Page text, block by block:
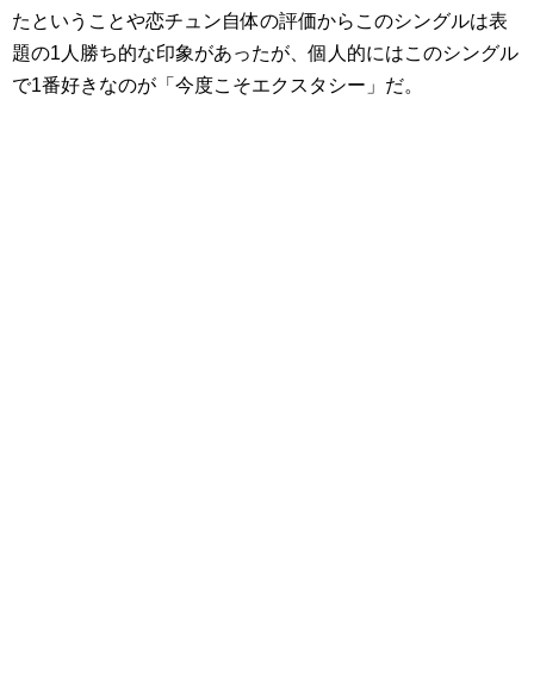
たということや恋チュン自体の評価からこのシングルは表
題の1人勝ち的な印象があったが、個人的にはこのシングル
で1番好きなのが「今度こそエクスタシー」だ。